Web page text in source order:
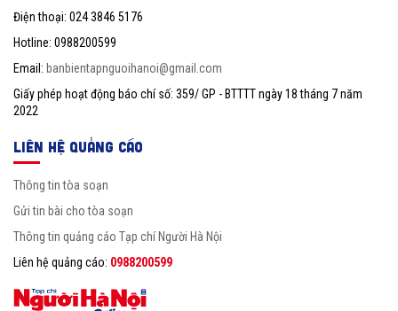
Điện thoại: 024 3846 5176
Hotline: 0988200599
Email: banbientapnguoihanoi@gmail.com
Giấy phép hoạt động báo chí số: 359/ GP - BTTTT ngày 18 tháng 7 năm
2022
LIÊN HỆ QUẢNG CÁO
Thông tin tòa soạn
Gửi tin bài cho tòa soạn
Thông tin quảng cáo Tạp chí Người Hà Nội
Liên hệ quảng cáo: 0988200599